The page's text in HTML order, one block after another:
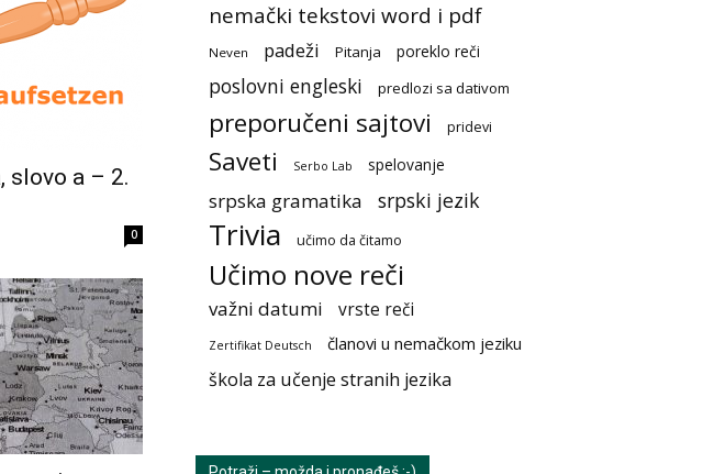
slovo a – 2.
0
nemački tekstovi word i pdf
Neven padeži Pitanja poreklo reči
poslovni engleski predlozi sa dativom
preporučeni sajtovi pridevi
Saveti Serbo Lab spelovanje
srpska gramatika srpski jezik
Trivia učimo da čitamo
Učimo nove reči
važni datumi vrste reči
Zertifikat Deutsch članovi u nemačkom jeziku
škola za učenje stranih jezika